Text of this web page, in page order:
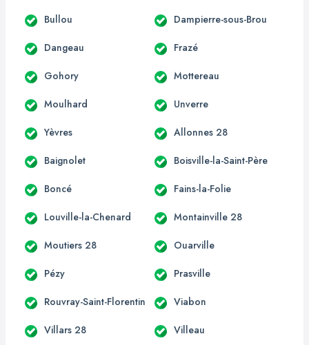
Bullou Dampierre-sous-Brou
Dangeau Frazé
Gohory Mottereau
Moulhard Unverre
Yèvres Allonnes 28
Baignolet Boisville-la-Saint-Père
Boncé Fains-la-Folie
Louville-la-Chenard Montainville 28
Moutiers 28 Ouarville
Pézy Prasville
Rouvray-Saint-Florentin Viabon
Villars 28 Villeau